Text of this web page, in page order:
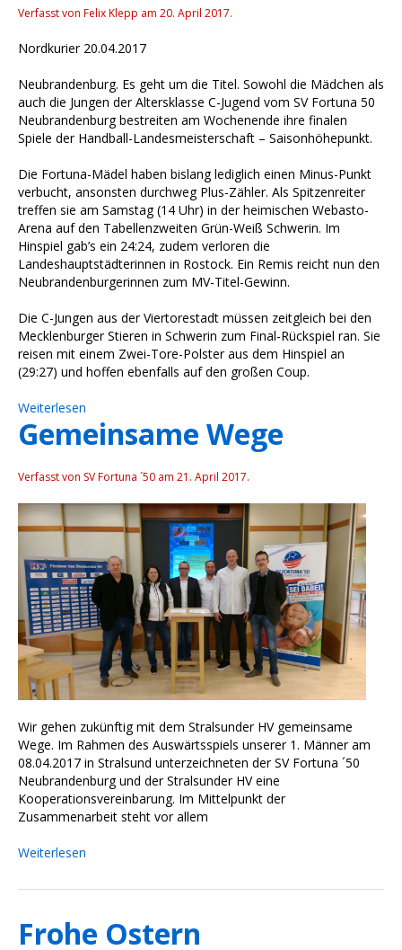
Verfasst von Felix Klepp am 20. April 2017.
Nordkurier 20.04.2017
Neubrandenburg. Es geht um die Titel. Sowohl die Mädchen als
auch die Jungen der Altersklasse C-Jugend vom SV Fortuna 50
Neubrandenburg bestreiten am Wochenende ihre finalen
Spiele der Handball-Landesmeisterschaft – Saisonhöhepunkt.
Die Fortuna-Mädel haben bislang lediglich einen Minus-Punkt
verbucht, ansonsten durchweg Plus-Zähler. Als Spitzenreiter
treffen sie am Samstag (14 Uhr) in der heimischen Webasto-
Arena auf den Tabellenzweiten Grün-Weiß Schwerin. Im
Hinspiel gab’s ein 24:24, zudem verloren die
Landeshauptstädterinnen in Rostock. Ein Remis reicht nun den
Neubrandenburgerinnen zum MV-Titel-Gewinn.
Die C-Jungen aus der Viertorestadt müssen zeitgleich bei den
Mecklenburger Stieren in Schwerin zum Final-Rückspiel ran. Sie
reisen mit einem Zwei-Tore-Polster aus dem Hinspiel an
(29:27) und hoffen ebenfalls auf den großen Coup.
Weiterlesen
Gemeinsame Wege
Verfasst von SV Fortuna ´50 am 21. April 2017.
Wir gehen zukünftig mit dem Stralsunder HV gemeinsame
Wege. Im Rahmen des Auswärtsspiels unserer 1. Männer am
08.04.2017 in Stralsund unterzeichneten der SV Fortuna ´50
Neubrandenburg und der Stralsunder HV eine
Kooperationsvereinbarung. Im Mittelpunkt der
Zusammenarbeit steht vor allem
Weiterlesen
Frohe Ostern